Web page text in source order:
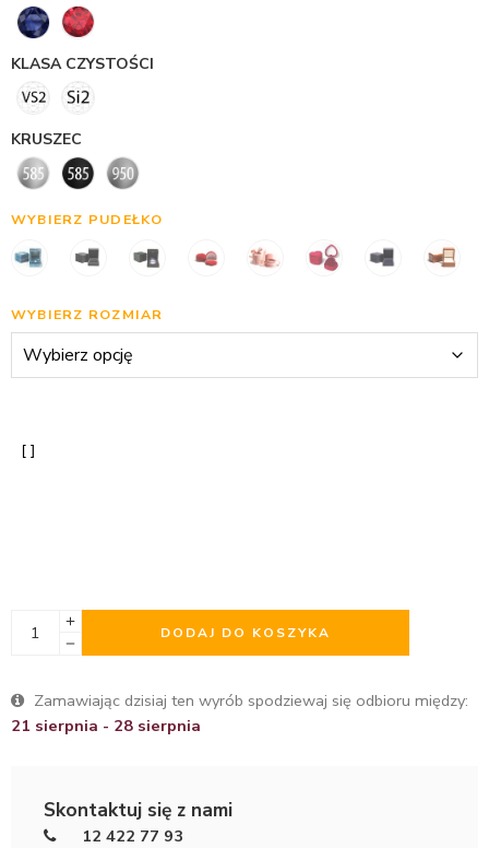
KLASA CZYSTOŚCI
KRUSZEC
WYBIERZ PUDEŁKO
WYBIERZ ROZMIAR
DODAJ DO KOSZYKA
Zamawiając dzisiaj ten wyrób spodziewaj się odbioru między:
21 sierpnia - 28 sierpnia
Skontaktuj się z nami
12 422 77 93